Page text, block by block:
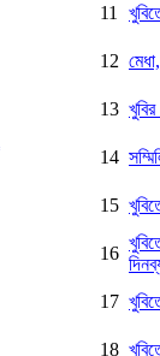
11
12
13
14
15
16
17
18